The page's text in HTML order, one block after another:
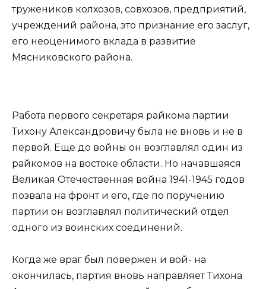
тружеников колхозов, совхозов, предприятий,
учреждений района, это признание его заслуг,
его неоценимого вклада в развитие
Мясниковского района.
Работа первого секретаря райкома партии
Тихону Александровичу была не вновь и не в
первой. Еще до войны он возглавлял один из
райкомов на востоке области. Но начавшаяся
Великая Отечественная война 1941-1945 годов
позвала на фронт и его, где по поручению
партии он возглавлял политический отдел
одного из воинских соединений.
Когда же враг был повержен и вой- на
окончилась, партия вновь направляет Тихона